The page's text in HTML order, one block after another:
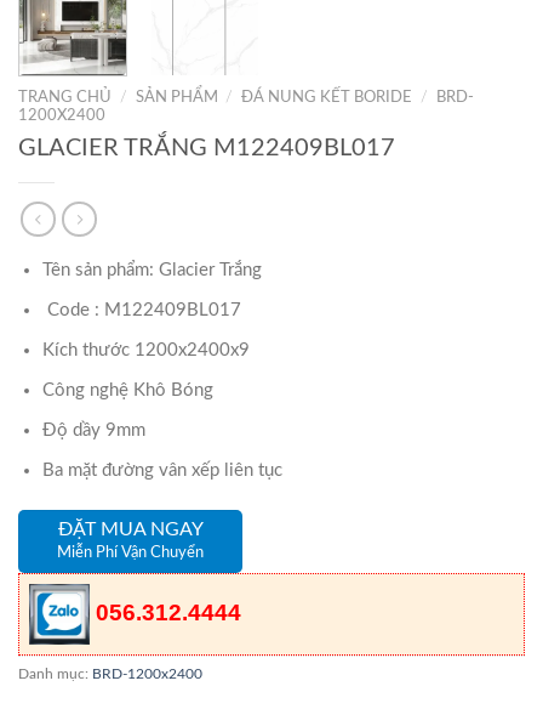
TRANG CHỦ / SẢN PHẨM / ĐÁ NUNG KẾT BORIDE /
BRD-
1200X2400
GLACIER TRẮNG M122409BL017
Tên sản phẩm: Glacier Trắng
Code : M122409BL017
Kích thước 1200x2400x9
Công nghệ Khô Bóng
Độ dầy 9mm
Ba mặt đường vân xếp liên tục
ĐẶT MUA NGAY
Miễn Phí Vận Chuyển
056.312.4444
Danh mục: BRD-1200x2400